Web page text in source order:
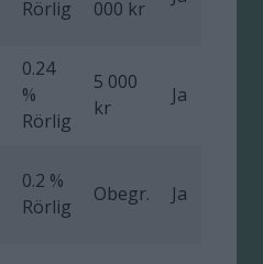
Rörlig
000 kr
0.24
%
Rörlig
5 000
kr
Ja
0.2 %
Rörlig
Obegr. Ja